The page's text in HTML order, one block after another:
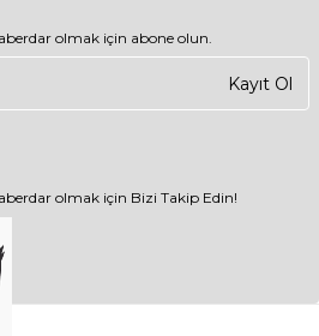
olmak için abone olun.
Kayıt Ol
olmak için Bizi Takip Edin!